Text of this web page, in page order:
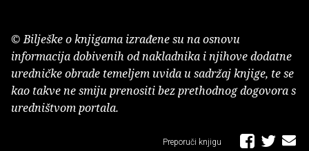
© Bilješke o knjigama izrađene su na osnovu
informacija dobivenih od nakladnika i njihove dodatne
uredničke obrade temeljem uvida u sadržaj knjige, te se
kao takve ne smiju prenositi bez prethodnog dogovora s
uredništvom portala.
Preporuči knjigu